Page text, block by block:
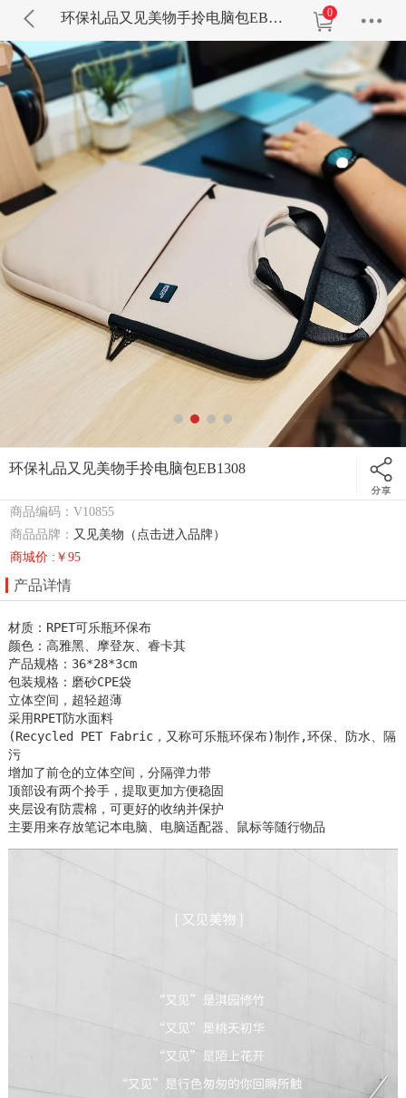
环保礼品又见美物手拎电脑包EB1308 0
环保礼品又见美物手拎电脑包EB1308
商品编码：V10855
商品品牌： 又见美物（点击进入品牌）
商城价 :￥95
产品详情
材质：RPET可乐瓶环保布
颜色：高雅黑、摩登灰、睿卡其
产品规格：36*28*3cm
包装规格：磨砂CPE袋
立体空间，超轻超薄
采用RPET防水面料
(Recycled PET Fabric，又称可乐瓶环保布)制作,环保、防水、隔
污
增加了前仓的立体空间，分隔弹力带
顶部设有两个拎手，提取更加方便稳固
夹层设有防震棉，可更好的收纳并保护
主要用来存放笔记本电脑、电脑适配器、鼠标等随行物品